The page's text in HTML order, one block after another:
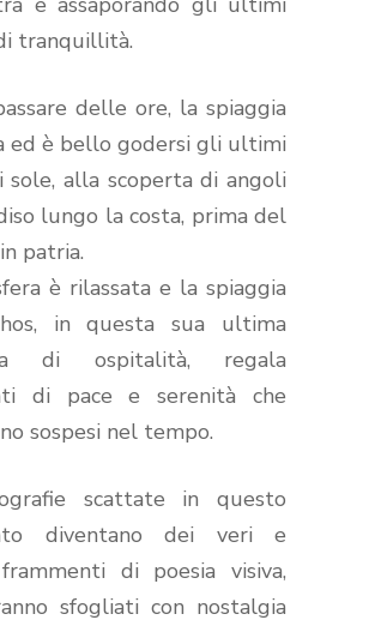
tranquillità.
delle ore, la spiaggia
ed è bello godersi gli ultimi
sole, alla scoperta di angoli
lungo la costa, prima del
patria.
è rilassata e la spiaggia
in questa sua ultima
di ospitalità, regala
di pace e serenità che
sospesi nel tempo.
scattate in questo
diventano dei veri e
di poesia visiva,
sfogliati con nostalgia